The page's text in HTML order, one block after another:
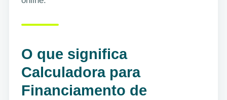
O que significa
Calculadora para
Financiamento de